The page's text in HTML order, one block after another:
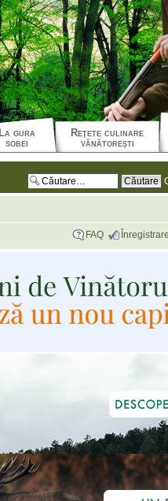
La gura
sobei
Reţete culinare
vânătoreşti
FAQ Înregistrare